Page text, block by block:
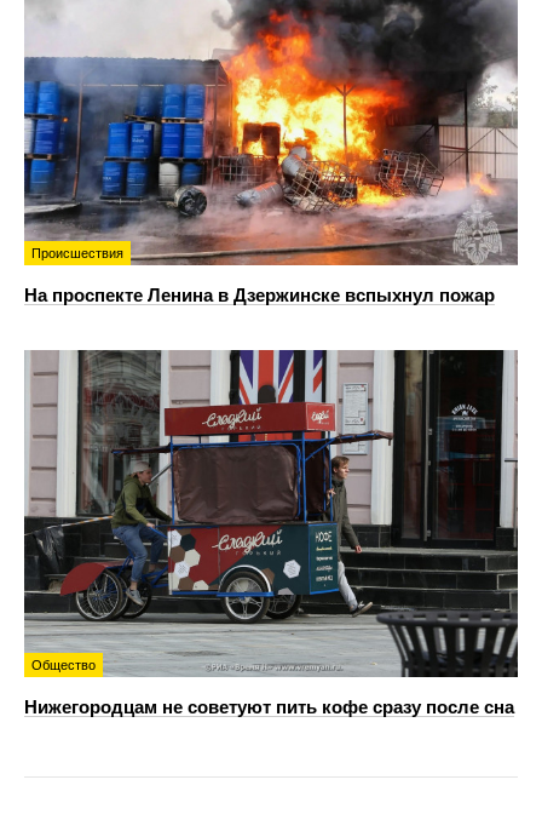
Происшествия
На проспекте Ленина в Дзержинске вспыхнул пожар
Общество
Нижегородцам не советуют пить кофе сразу после сна